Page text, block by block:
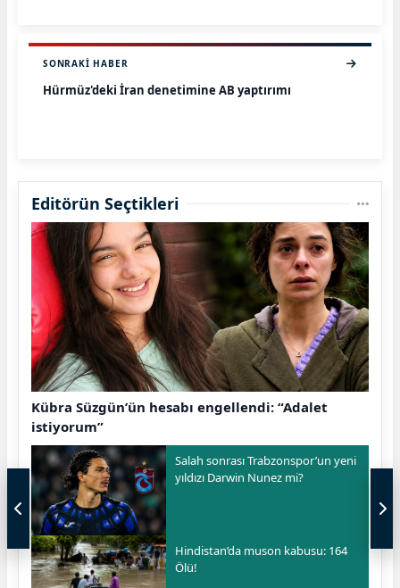
SONRAKI HABER
Hürmüz'deki İran denetimine AB yaptırımı
Editörün Seçtikleri
Kübra Süzgün’ün hesabı engellendi: “Adalet
istiyorum”
Salah sonrası Trabzonspor’un yeni
yıldızı Darwin Nunez mi?
Hindistan’da muson kabusu: 164
Ölü!